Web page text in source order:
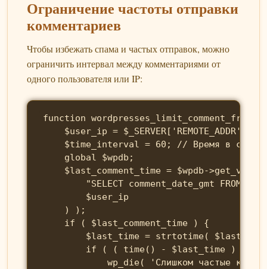
Ограничение частоты отправки
комментариев
Чтобы избежать спама и частых отправок, можно
ограничить интервал между комментариями от
одного пользователя или IP:
function
    $user_ip = $_SERVER['REMOTE_ADDR'];
$time_interval = 60; // Время в
    global $wpdb;
$last_comment_time = $wpdb->get_var(
"SELECT comment_date_gmt FROM
        $user_ip
    ) );
    if ( $last_comment_time ) {
$last_time = strtotime(
if ( ( time() - $last_time ) <
wp_die( 'Слишком частые